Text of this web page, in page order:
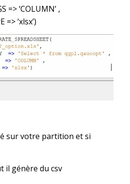
=> ‘COLUMN’ ,
=> ‘xlsx’)
sur votre partition et si
il génère du csv